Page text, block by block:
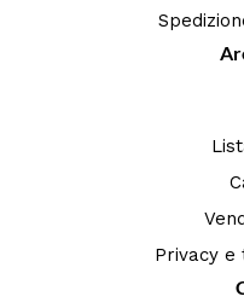
Privacy